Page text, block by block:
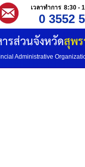
เวลาทำการ 8:30 -
0 3552
รส่วนจังหวัดสุพ
Administrative